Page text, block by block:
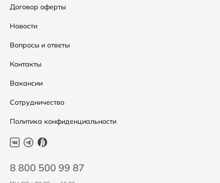
Аксессуары
Распродажа
Подарочные сертификаты
Условия возвратов
Таблица размеров
Уход за одеждой
Договор оферты
Новости
Вопросы и ответы
Контакты
Вакансии
Сотрудничество
Политика конфиденциальности
8 800 500 99 87